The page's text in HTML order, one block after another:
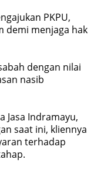
PKPU,
demi menjaga hak
dengan nilai
nasib
Jasa Indramayu,
saat ini, kliennya
terhadap